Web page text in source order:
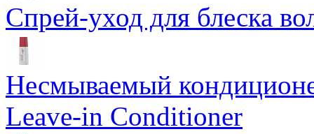
Спрей-уход для блеска
Несмываемый
Leave-in Conditioner